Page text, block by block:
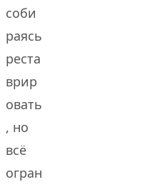
соби
раясь
реста
врир
овать
, но
всё
огран